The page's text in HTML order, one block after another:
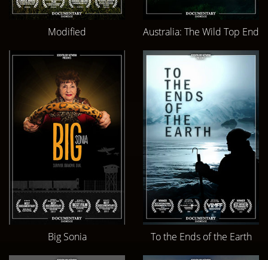
Modified Australia: The Wild Top End
Big Sonia To the Ends of the Earth